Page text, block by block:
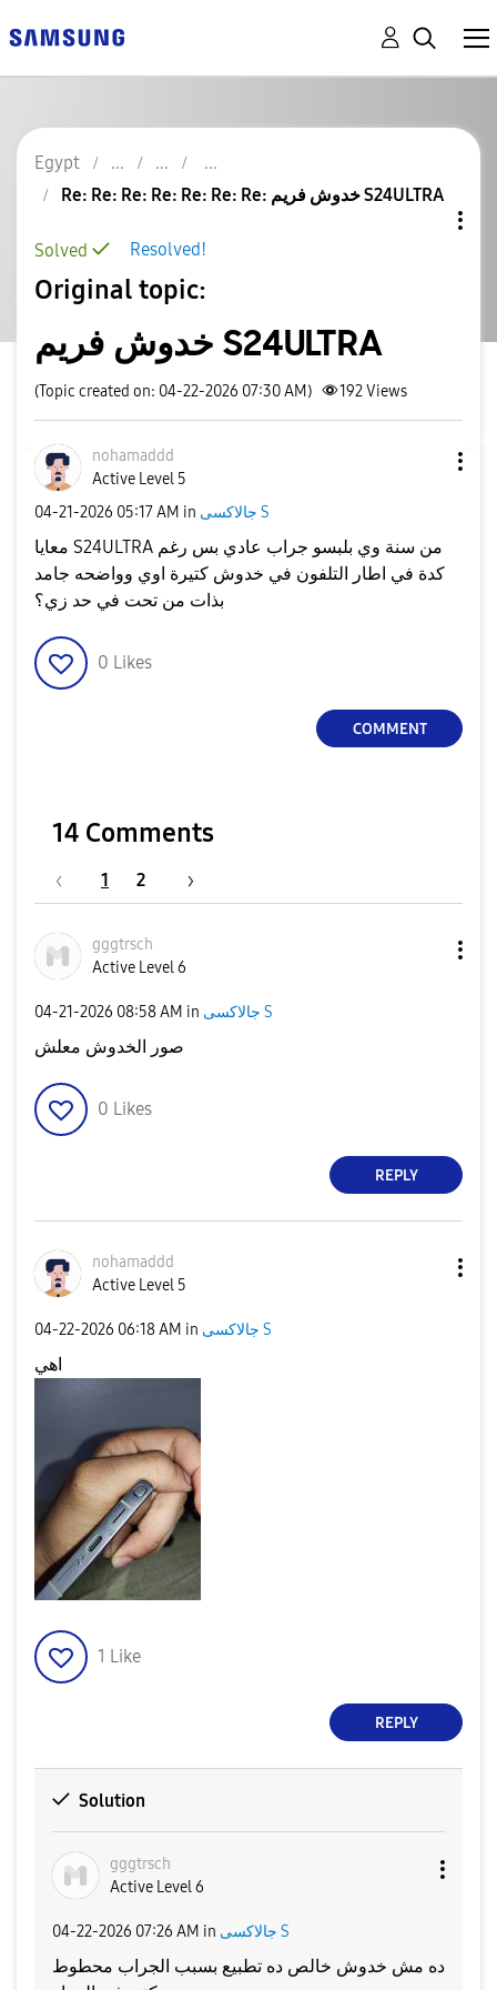
Egypt
Re: Re: Re: Re: Re: Re: Re: خدوش فريم S24ULTRA
Resolved!
Solved
Original topic:
خدوش فريم S24ULTRA
(Topic created on: 04-22-2026 07:30 AM) 192Views
nohamaddd
Active Level 5
‎04-21-2026 05:17 AM in جالاكسى S
معايا S24ULTRA من سنة وي بلبسو جراب عادي بس رغم
كدة في اطار التلفون في خدوش كتيرة اوي وواضحه جامد
بذات من تحت في حد زي؟
0 Likes
COMMENT
14 Comments
1 2
gggtrsch
Active Level 6
‎04-21-2026 08:58 AM in جالاكسى S
صور الخدوش معلش
0 Likes
REPLY
nohamaddd
Active Level 5
‎04-22-2026 06:18 AM in جالاكسى S
اهي
1 Like
REPLY
Solution
gggtrsch
Active Level 6
‎04-22-2026 07:26 AM in جالاكسى S
ده مش خدوش خالص ده تطبيع بسبب الجراب محطوط